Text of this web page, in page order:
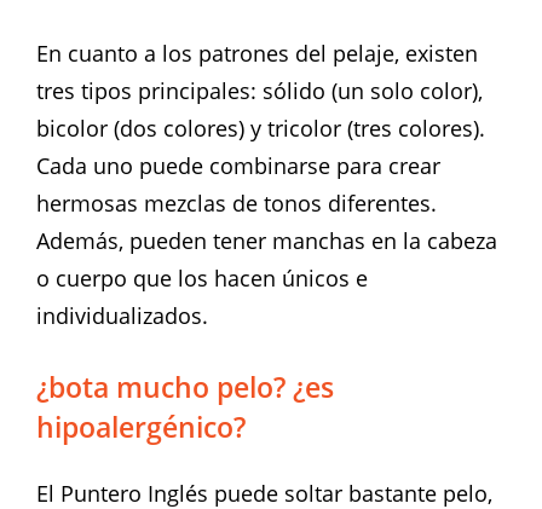
En cuanto a los patrones del pelaje, existen
tres tipos principales: sólido (un solo color),
bicolor (dos colores) y tricolor (tres colores).
Cada uno puede combinarse para crear
hermosas mezclas de tonos diferentes.
Además, pueden tener manchas en la cabeza
o cuerpo que los hacen únicos e
individualizados.
¿bota mucho pelo? ¿es
hipoalergénico?
El Puntero Inglés puede soltar bastante pelo,